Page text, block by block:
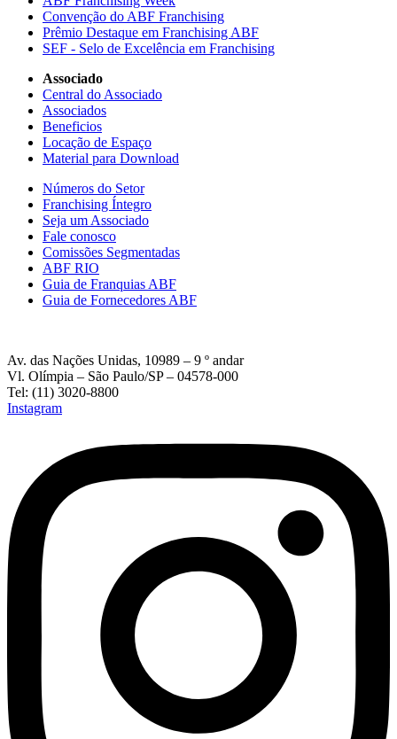
Convenção do ABF Franchising
Prêmio Destaque em Franchising ABF
SEF - Selo de Excelência em Franchising
Associado
Central do Associado
Associados
Beneficios
Locação de Espaço
Material para Download
Números do Setor
Franchising Íntegro
Seja um Associado
Fale conosco
Comissões Segmentadas
ABF RIO
Guia de Franquias ABF
Guia de Fornecedores ABF
Av. das Nações Unidas, 10989 – 9 º andar
Vl. Olímpia – São Paulo/SP – 04578-000
Tel: (11) 3020-8800
Instagram